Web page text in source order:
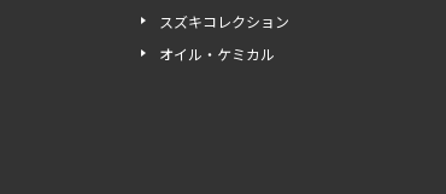
スズキコレクション
オイル・ケミカル